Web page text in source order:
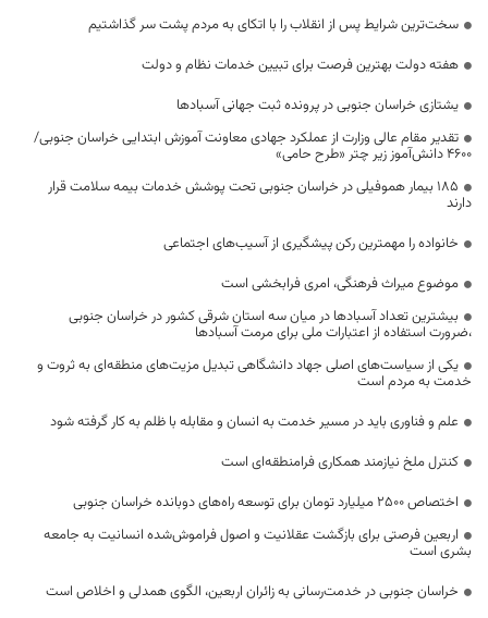
سخت‌ترین شرایط پس از انقلاب را با اتکای به مردم پشت سر گذاشتیم
هفته دولت بهترین فرصت برای تبیین خدمات نظام و دولت
یشتازی خراسان جنوبی در پرونده ثبت جهانی آسبادها
تقدیر مقام عالی وزارت از عملکرد جهادی معاونت آموزش ابتدایی خراسان جنوبی/
۴۶۰۰ دانش‌آموز زیر چتر «طرح حامی»
۱۸۵ بیمار هموفیلی در خراسان جنوبی تحت پوشش خدمات بیمه سلامت قرار
دارند
خانواده را مهمترین رکن پیشگیری از آسیب‌های اجتماعی
موضوع میراث فرهنگی، امری فرابخشی است
بیشترین تعداد آسبادها در میان سه استان شرقی کشور در خراسان جنوبی
،ضرورت استفاده از اعتبارات ملی برای مرمت آسبادها
یکی از سیاست‌های اصلی جهاد دانشگاهی تبدیل مزیت‌های منطقه‌ای به ثروت و
خدمت به مردم است
علم و فناوری باید در مسیر خدمت به انسان و مقابله با ظلم به کار گرفته شود
کنترل ملخ نیازمند همکاری فرامنطقه‌ای است
اختصاص 2500 میلیارد تومان برای توسعه راه‌های دوبانده خراسان جنوبی
اربعین فرصتی برای بازگشت عقلانیت و اصول فراموش‌شده انسانیت به جامعه
بشری است
خراسان جنوبی در خدمت‌رسانی به زائران اربعین، الگوی همدلی و اخلاص است